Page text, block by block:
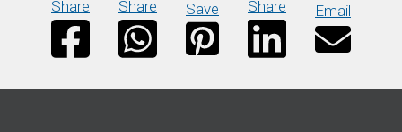
Share Share Save Share Email